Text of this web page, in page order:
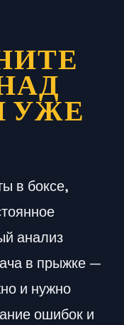
УЖЕ
в боксе,
анализ
в прыжке —
и нужно
ошибок и